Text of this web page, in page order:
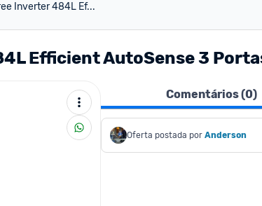
Inverter 484L Ef...
Efficient AutoSense 3
Comentários (0)
Oferta postada por Anderson